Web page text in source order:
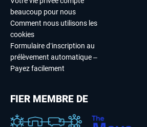
beaucoup pour nous
Comment nous utilisons les
cookies
Formulaire d’inscription au
prélèvement automatique –
Payez facilement
FIER MEMBRE DE